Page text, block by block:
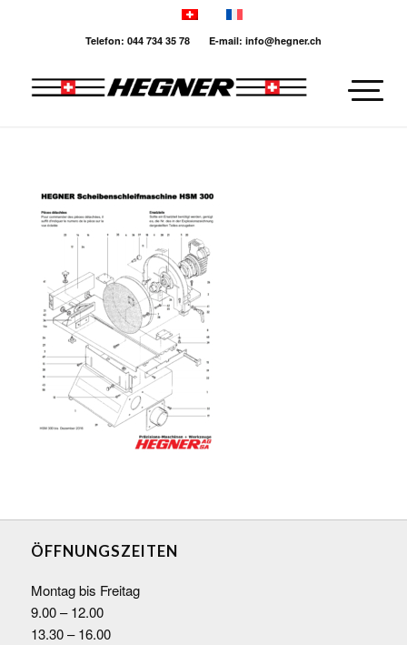
Telefon: 044 734 35 78 E-mail: info@hegner.ch
ÖFFNUNGSZEITEN
Montag bis Freitag
9.00 – 12.00
13.30 – 16.00